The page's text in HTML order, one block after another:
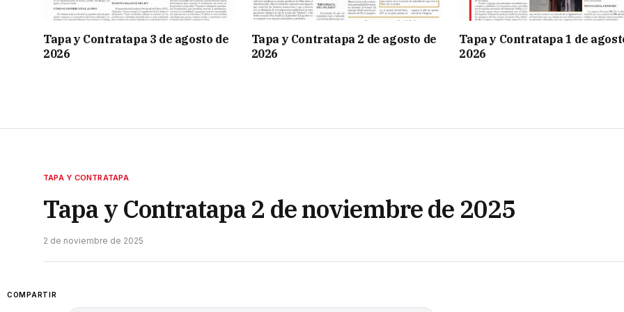
Tapa y Contratapa 3 de agosto de
2026
Tapa y Contratapa 2 de agosto de
2026
Tapa y Contratapa 1 de
2026
TAPA Y CONTRATAPA
Tapa y Contratapa 2 de noviembre de 2025
2 de noviembre de 2025
COMPARTIR